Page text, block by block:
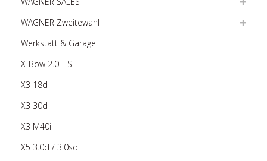
WAGNER Zweitewahl
Werkstatt & Garage
X-Bow 2.0TFSI
X3 18d
X3 30d
X3 M40i
X5 3.0d / 3.0sd